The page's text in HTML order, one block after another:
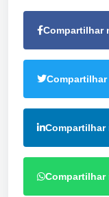
Compartilhar
Compartilhar
Compartilhar